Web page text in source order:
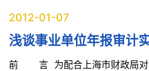
2012-01-07
浅谈事业单位年报审计
前 言 为配合上海市财政局对